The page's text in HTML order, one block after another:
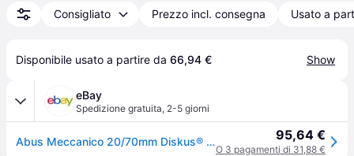
Consigliato Prezzo incl. consegna Usato a
Disponibile usato a partire da 66,94 € Show
eBay
Spedizione gratuita, 2-5 giorni
Abus Meccanico 20/70mm Diskus® Plus Lucchetto Abus2070 95,64 €
O 3 pagamenti di 31,88 €